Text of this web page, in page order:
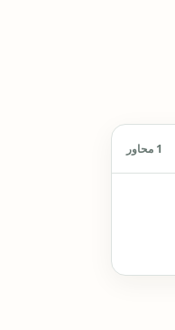
1 محاور